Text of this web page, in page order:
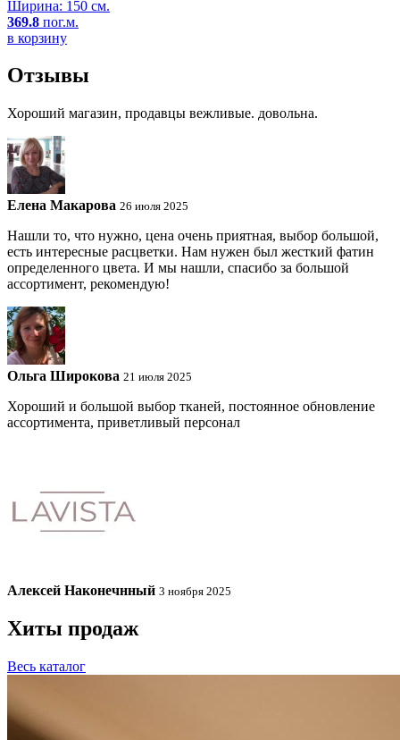
Ширина: 150 см.
369.8 пог.м.
в корзину
Отзывы
Хороший магазин, продавцы вежливые. довольна.
Елена Макарова 26 июля 2025
Нашли то, что нужно, цена очень приятная, выбор большой,
есть интересные расцветки. Нам нужен был жесткий фатин
определенного цвета. И мы нашли, спасибо за большой
ассортимент, рекомендую!
Ольга Широкова 21 июля 2025
Хороший и большой выбор тканей, постоянное обновление
ассортимента, приветливый персонал
Алексей Наконечнный 3 ноября 2025
Хиты продаж
Весь каталог